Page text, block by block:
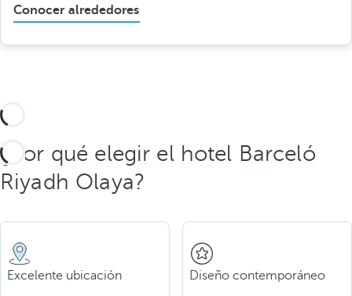
Conocer alrededores
¿Por qué elegir el hotel Barceló
Riyadh Olaya?
Excelente ubicación Diseño contemporáneo